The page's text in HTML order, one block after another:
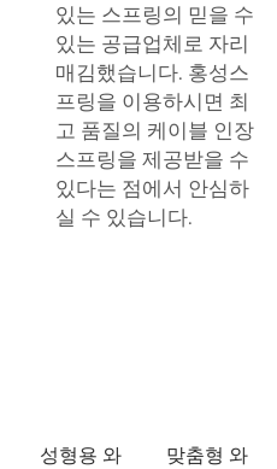
있는 스프링의 믿을 수
있는 공급업체로 자리
매김했습니다. 홍성스
프링을 이용하시면 최
고 품질의 케이블 인장
스프링을 제공받을 수
있다는 점에서 안심하
실 수 있습니다.
성형용 와
맞춤형 와